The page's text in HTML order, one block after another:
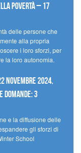
povertà – 17
delle persone che
alla propria
i loro sforzi, per
la loro autonomia.
novembre 2024,
3
e la diffusione delle
gli sforzi di
School